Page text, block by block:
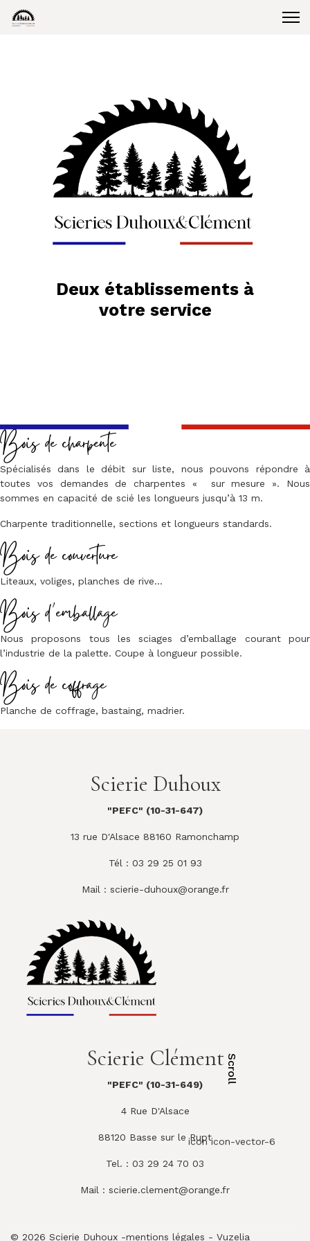
Deux établissements à
votre service
Scroll
icon icon-vector-6
Bois de charpente
Spécialisés dans le débit sur liste, nous pouvons répondre à
toutes vos demandes de charpentes « sur mesure ». Nous
sommes en capacité de scié les longueurs jusqu’à 13 m.
Charpente traditionnelle, sections et longueurs standards.
Bois de couverture
Liteaux, voliges, planches de rive…
Bois d’emballage
Nous proposons tous les sciages d’emballage courant pour
l’industrie de la palette. Coupe à longueur possible.
Bois de coffrage
Planche de coffrage, bastaing, madrier.
Scierie Duhoux
"PEFC" (10-31-647)
13 rue D'Alsace 88160 Ramonchamp
Tél : 03 29 25 01 93
Mail : scierie-duhoux@orange.fr
Scierie Clément
"PEFC" (10-31-649)
4 Rue D'Alsace
88120 Basse sur le Rupt
Tel. : 03 29 24 70 03
Mail : scierie.clement@orange.fr
© 2026 Scierie Duhoux -mentions légales - Vuzelia